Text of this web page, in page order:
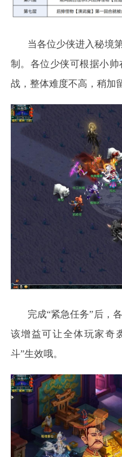
当各位少侠进入秘境
制。各位少侠可根据小
战，整体难度不高，稍加
完成“紧急任务”后，
该增益可让全体玩家奇
斗”生效哦。